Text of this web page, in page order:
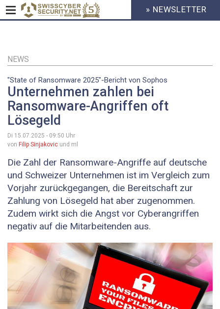
Inhalt
HEADER
MENU
» NEWSLETTER
NEWS
"State of Ransomware 2025"-Bericht von Sophos
Unternehmen zahlen bei
Ransomware-Angriffen oft
Lösegeld
Di 15.07.2025 - 09:50 Uhr
von Filip Sinjakovic und ml
Die Zahl der Ransomware-Angriffe auf deutsche
und Schweizer Unternehmen ist im Vergleich zum
Vorjahr zurückgegangen, die Bereitschaft zur
Zahlung von Lösegeld hat aber zugenommen.
Zudem wirkt sich die Angst vor Cyberangriffen
negativ auf die Mitarbeitenden aus.